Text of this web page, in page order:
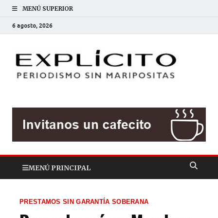
MENÚ SUPERIOR
6 agosto, 2026
MENÚ PRINCIPAL
PRESTAMOS SIN GARANTÍA SOBERANA